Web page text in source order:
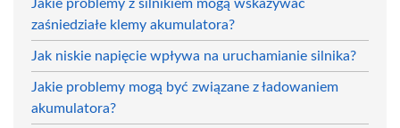
Jakie problemy z silnikiem mogą wskazywać
zaśniedziałe klemy akumulatora?
Jak niskie napięcie wpływa na uruchamianie silnika?
Jakie problemy mogą być związane z ładowaniem
akumulatora?